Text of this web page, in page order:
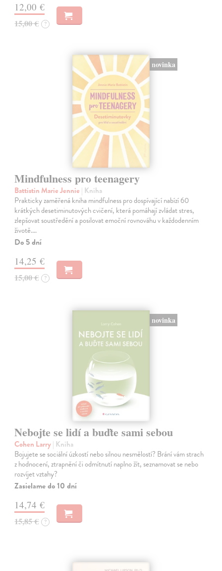
12,00 €
15,00 € ?
novinka
Mindfulness pro teenagery
Battistin Marie Jennie | Kniha
Prakticky zaměřená kniha mindfulness pro dospívající nabízí 60
krátkých desetiminutových cvičení, která pomáhají zvládat stres,
zlepšovat soustředění a posilovat emoční rovnováhu v každodenním
životě.…
Do 5 dní
14,25 €
15,00 € ?
novinka
Nebojte se lidí a buďte sami sebou
Cohen Larry| Kniha
Bojujete se sociální úzkostí nebo silnou nesmělostí? Brání vám strach
z hodnocení, ztrapnění či odmítnutí naplno žít, seznamovat se nebo
rozvíjet vztahy?
Zasielame do 10 dní
14,74 €
15,85 € ?